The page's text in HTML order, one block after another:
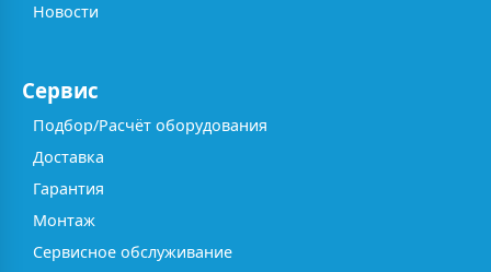
Новости
Сервис
Подбор/Расчёт оборудования
Доставка
Гарантия
Монтаж
Сервисное обслуживание